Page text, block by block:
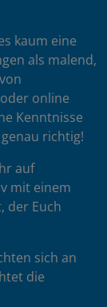
kaum eine
als malend,
online
Kenntnisse
richtig!
auf
mit einem
der Euch
sich an
die